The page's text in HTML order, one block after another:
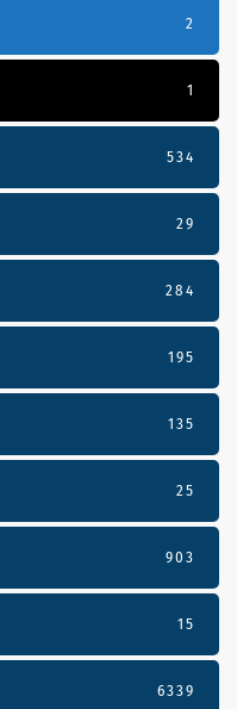
2
1
534
29
284
195
135
25
903
15
6339